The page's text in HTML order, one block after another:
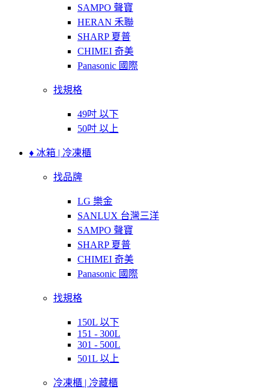
SAMPO 聲寶
HERAN 禾聯
SHARP 夏普
CHIMEI 奇美
Panasonic 國際
找規格
49吋 以下
50吋 以上
♦ 冰箱 | 冷凍櫃
找品牌
LG 樂金
SANLUX 台灣三洋
SAMPO 聲寶
SHARP 夏普
CHIMEI 奇美
Panasonic 國際
找規格
150L 以下
151 - 300L
301 - 500L
501L 以上
冷凍櫃 | 冷藏櫃